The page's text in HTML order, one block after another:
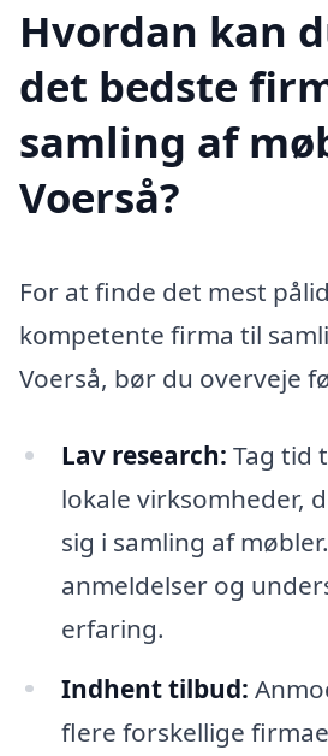
Hvordan kan
det bedste
samling af
Voerså?
For at finde det mest
kompetente firma til
Voerså, bør du overveje
Lav research: Tag tid
lokale virksomheder,
sig i samling af
anmeldelser og
erfaring.
Indhent tilbud:
flere forskellige